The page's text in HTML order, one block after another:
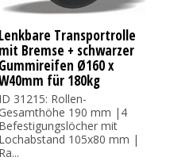
Lenkbare Transportrolle
mit Bremse + schwarzer
Gummireifen Ø160 x
für 180kg
ID 31215: Rollen-
Gesamthöhe 190 mm |4
Befestigungslöcher mit
Lochabstand 105x80 mm |
Ra...